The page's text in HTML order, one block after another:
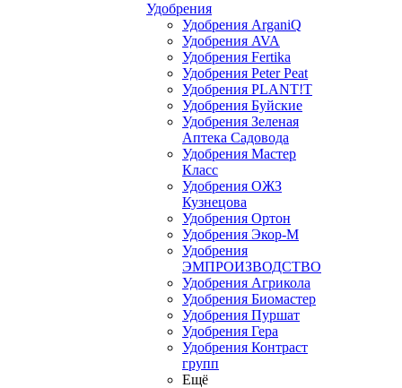
Удобрения
Удобрения ArganiQ
Удобрения AVA
Удобрения Fertika
Удобрения Peter Peat
Удобрения PLANT!T
Удобрения Буйские
Удобрения Зеленая
Аптека Садовода
Удобрения Мастер
Класс
Удобрения ОЖЗ
Кузнецова
Удобрения Ортон
Удобрения Экор-М
Удобрения
ЭМПРОИЗВОДСТВО
Удобрения Агрикола
Удобрения Биомастер
Удобрения Пуршат
Удобрения Гера
Удобрения Контраст
групп
Ещё